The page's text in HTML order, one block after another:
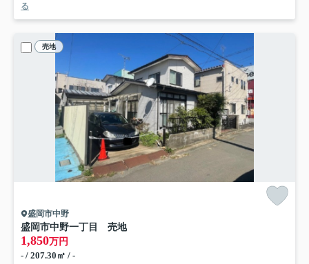
る
売地
盛岡市中野
盛岡市中野一丁目 売地
1,850万円
- / 207.30㎡ / -